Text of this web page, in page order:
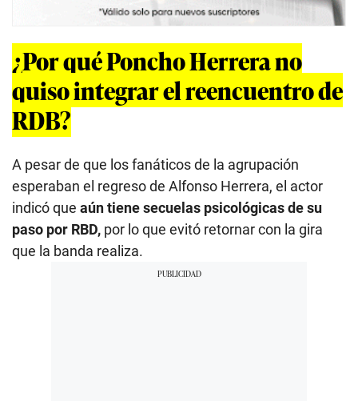
¿Por qué Poncho Herrera no
quiso integrar el reencuentro de
RDB?
A pesar de que los fanáticos de la agrupación
esperaban el regreso de Alfonso Herrera, el actor
indicó que aún tiene secuelas psicológicas de su
paso por RBD, por lo que evitó retornar con la gira
que la banda realiza.